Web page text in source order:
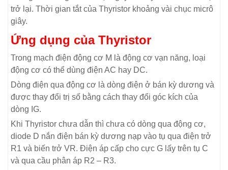
trở lại. Thời gian tắt của Thyristor khoảng vài chục micrô
giây.
Ứng dụng của Thyristor
Trong mạch điện động cơ M là động cơ vạn năng, loại
động cơ có thể dùng điện AC hay DC.
Dòng điện qua động cơ là dòng điện ở bán kỳ dương và
được thay đổi trị số bằng cách thay đổi góc kích của
dòng IG.
Khi Thyristor chưa dẫn thì chưa có dòng qua động cơ,
diode D nắn điện bán kỳ dương nạp vào tụ qua điện trở
R1 và biến trở VR. Điện áp cấp cho cực G lấy trên tụ C
và qua cầu phân áp R2 – R3.